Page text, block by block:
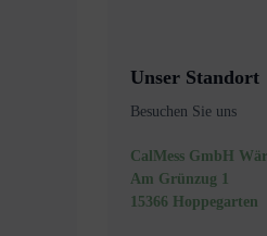
Unser Standort
Besuchen Sie uns
CalMess GmbH
Am Grünzug 1
15366 Hoppegarten